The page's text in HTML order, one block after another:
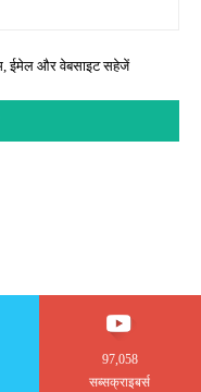
ईमेल और वेबसाइट सहेजें
97,058
सब्सक्राइबर्स